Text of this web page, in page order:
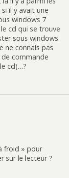
il y avait une
windows 7
cd qui se trouve
sous windows
ne connais pas
commande
cd)…?
froid » pour
sur le lecteur ?